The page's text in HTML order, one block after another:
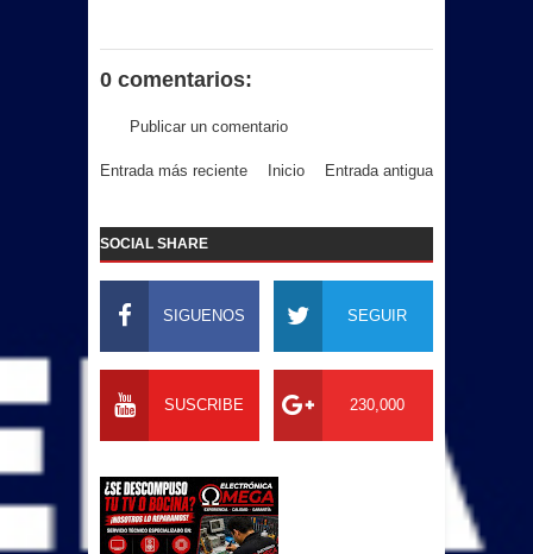
0 comentarios:
Publicar un comentario
Entrada más reciente Entrada antigua
Inicio
SOCIAL SHARE
SIGUENOS SEGUIR
SUSCRIBE 230,000